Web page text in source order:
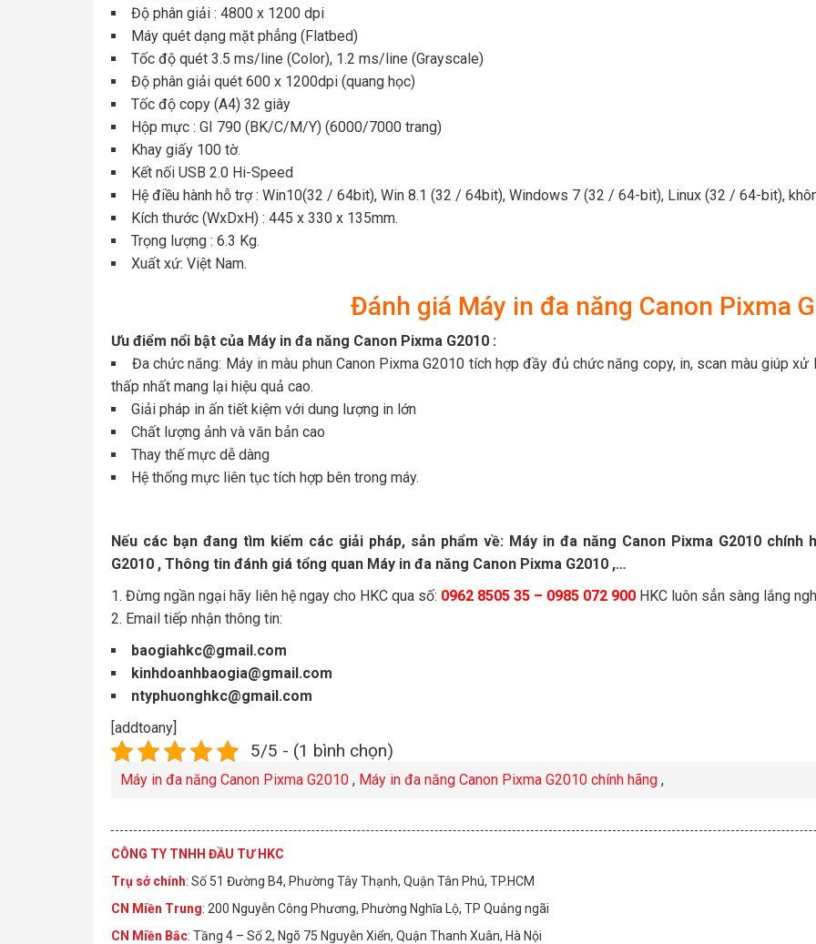
Độ phân giải : 4800 x 1200 dpi
Máy quét dạng mặt phẳng (Flatbed)
Tốc độ quét 3.5 ms/line (Color), 1.2 ms/line (Grayscale)
Độ phân giải quét 600 x 1200dpi (quang học)
Tốc độ copy (A4) 32 giây
Hộp mực : GI 790 (BK/C/M/Y) (6000/7000 trang)
Khay giấy 100 tờ.
Kết nối USB 2.0 Hi-Speed
Hệ điều hành hỗ trợ : Win10(32 / 64bit), Win 8.1 (32 / 64bit), Windows 7 (32 / 64-bit), Linux (32 / 64-bit),
Kích thước (WxDxH) : 445 x 330 x 135mm.
Trọng lượng : 6.3 Kg.
Xuất xứ: Việt Nam.
Đánh giá Máy in đa năng Canon Pixma
Ưu điểm nổi bật của Máy in đa năng Canon Pixma G2010 :
Đa chức năng: Máy in màu phun Canon Pixma G2010 tích hợp đầy đủ chức năng copy, in, scan màu giúp
thấp nhất mang lại hiệu quả cao.
Giải pháp in ấn tiết kiệm với dung lượng in lớn
Chất lượng ảnh và văn bản cao
Thay thế mực dễ dàng
​Hệ thống mực liên tục tích hợp bên trong máy.
Nếu các bạn đang tìm kiếm các giải pháp, sản phẩm về: Máy in đa năng Canon Pixma G2010 chính
G2010 , Thông tin đánh giá tổng quan Máy in đa năng Canon Pixma G2010 ,…
Đừng ngần ngại hãy liên hệ ngay cho HKC qua số: 0962 8505 35 – 0985 072 900 HKC luôn sẳn sàng lắng
Email tiếp nhận thông tin:
baogiahkc@gmail.com
kinhdoanhbaogia@gmail.com
ntyphuonghkc@gmail.com
[addtoany]
5/5 - (1 bình chọn)
Máy in đa năng Canon Pixma G2010 , Máy in đa năng Canon Pixma G2010 chính hãng ,
CÔNG TY TNHH ĐẦU TƯ HKC
Trụ sở chính: Số 51 Đường B4, Phường Tây Thạnh, Quận Tân Phú, TP.HCM
CN Miền Trung: 200 Nguyễn Công Phương, Phường Nghĩa Lộ, TP Quảng ngãi
CN Miền Bắc: Tầng 4 – Số 2, Ngõ 75 Nguyễn Xiển, Quận Thanh Xuân, Hà Nội